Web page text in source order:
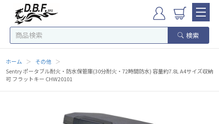
検索
ホーム ＞ その他
＞
Sentry ポータブル耐火・防水保管庫(30分耐火・72時間防水) 容量約7.8L A4サイズ収納
可 フラットキー CHW20101